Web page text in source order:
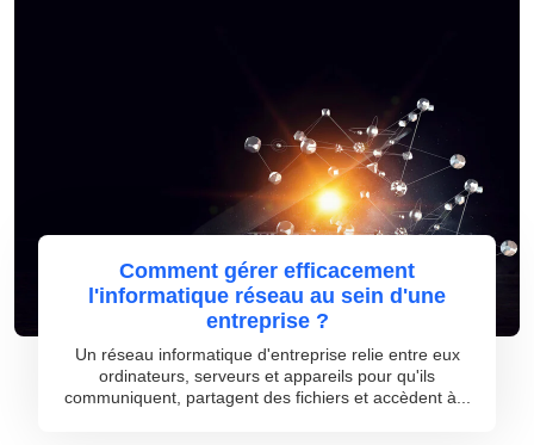
Comment gérer efficacement
l'informatique réseau au sein d'une
entreprise ?
Un réseau informatique d'entreprise relie entre eux
ordinateurs, serveurs et appareils pour qu'ils
communiquent, partagent des fichiers et accèdent à...